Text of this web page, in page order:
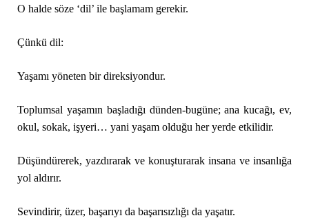
O halde söze ‘dil’ ile başlamam gerekir.
Çünkü dil:
Yaşamı yöneten bir direksiyondur.
Toplumsal yaşamın başladığı dünden-bugüne; ana kucağı, ev,
okul, sokak, işyeri… yani yaşam olduğu her yerde etkilidir.
Düşündürerek, yazdırarak ve konuşturarak insana ve insanlığa
yol aldırır.
Sevindirir, üzer, başarıyı da başarısızlığı da yaşatır.